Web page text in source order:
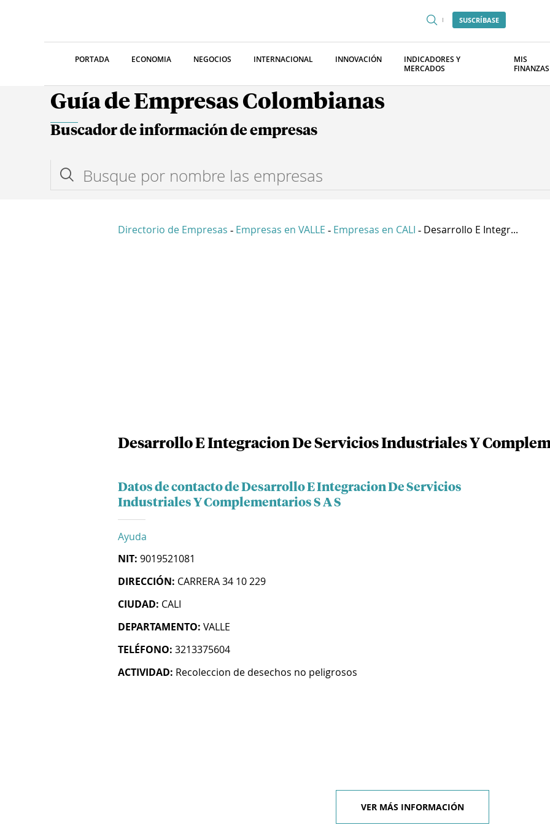
SUSCRÍBASE
PORTADA ECONOMIA NEGOCIOS INTERNACIONAL INNOVACIÓN
INDICADORES Y
MERCADOS
MIS
FINANZAS
Guía de Empresas Colombianas
Buscador de información de empresas
Directorio de Empresas - Empresas en VALLE - Empresas en CALI - Desarrollo E Integr...
Desarrollo E Integracion De Servicios Industriales Y
Datos de contacto de Desarrollo E Integracion De Servicios
Industriales Y Complementarios S A S
Ayuda
NIT: 9019521081
DIRECCIÓN: CARRERA 34 10 229
CIUDAD: CALI
DEPARTAMENTO: VALLE
TELÉFONO: 3213375604
ACTIVIDAD: Recoleccion de desechos no peligrosos
VER MÁS INFORMACIÓN